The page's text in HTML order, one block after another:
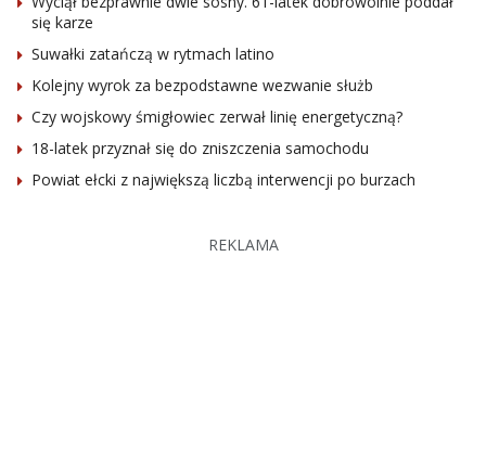
się karze
Suwałki zatańczą w rytmach latino
Kolejny wyrok za bezpodstawne wezwanie służb
Czy wojskowy śmigłowiec zerwał linię energetyczną?
18-latek przyznał się do zniszczenia samochodu
Powiat ełcki z największą liczbą interwencji po burzach
REKLAMA